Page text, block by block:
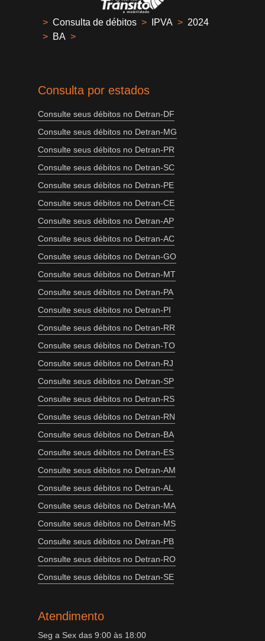
> Consulta de débitos > IPVA > 2024
> BA >
Consulta por estados
Consulte seus débitos no Detran-DF
Consulte seus débitos no Detran-MG
Consulte seus débitos no Detran-PR
Consulte seus débitos no Detran-SC
Consulte seus débitos no Detran-PE
Consulte seus débitos no Detran-CE
Consulte seus débitos no Detran-AP
Consulte seus débitos no Detran-AC
Consulte seus débitos no Detran-GO
Consulte seus débitos no Detran-MT
Consulte seus débitos no Detran-PA
Consulte seus débitos no Detran-PI
Consulte seus débitos no Detran-RR
Consulte seus débitos no Detran-TO
Consulte seus débitos no Detran-RJ
Consulte seus débitos no Detran-SP
Consulte seus débitos no Detran-RS
Consulte seus débitos no Detran-RN
Consulte seus débitos no Detran-BA
Consulte seus débitos no Detran-ES
Consulte seus débitos no Detran-AM
Consulte seus débitos no Detran-AL
Consulte seus débitos no Detran-MA
Consulte seus débitos no Detran-MS
Consulte seus débitos no Detran-PB
Consulte seus débitos no Detran-RO
Consulte seus débitos no Detran-SE
Atendimento
Seg a Sex das 9:00 às 18:00